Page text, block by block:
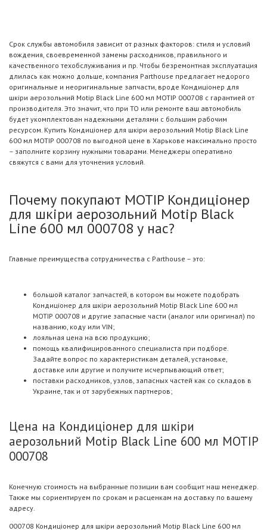
Срок службы автомобиля зависит от разных факторов: стиля и условий
вождения, своевременной замены расходников, правильного и
качественного техобслуживания и пр. Чтобы безремонтная эксплуатация
длилась как можно дольше, компания Parthouse предлагает недорого
оригинальные и неоригинальные запчасти, вроде Кондиціонер для
шкіри аерозольний Motip Black Line 600 мл MOTIP 000708 с гарантией от
производителя. Это значит, что при ТО или ремонте ваш автомобиль
будет укомплектован надежными деталями с большим рабочим
ресурсом. Купить Кондиціонер для шкіри аерозольний Motip Black Line
600 мл MOTIP 000708 по выгодной цене в Харькове максимально просто
– заполните корзину нужными товарами. Менеджеры оперативно
свяжутся с вами для уточнения условий.
Почему покупают MOTIP Кондиціонер
для шкіри аерозольний Motip Black
Line 600 мл 000708 у нас?
Главные преимущества сотрудничества с Parthouse – это:
большой каталог запчастей, в котором вы можете подобрать
Кондиціонер для шкіри аерозольний Motip Black Line 600 мл
MOTIP 000708 и другие запасные части (аналог или оригинал) по
названию, коду или VIN;
лояльная цена на всю продукцию;
помощь квалифицированного специалиста при подборе.
Задайте вопрос по характеристикам деталей, установке,
доставке или другие и получите исчерпывающий ответ;
поставки расходников, узлов, запасных частей как со складов в
Украине, так и от зарубежных партнеров;
Цена на Кондиціонер для шкіри
аерозольний Motip Black Line 600 мл MOTIP
000708
Конечную стоимость на выбранные позиции вам сообщит наш менеджер.
Также мы сориентируем по срокам и расценкам на доставку по вашему
адресу.
000708 Кондиціонер для шкіри аерозольний Motip Black Line 600 мл